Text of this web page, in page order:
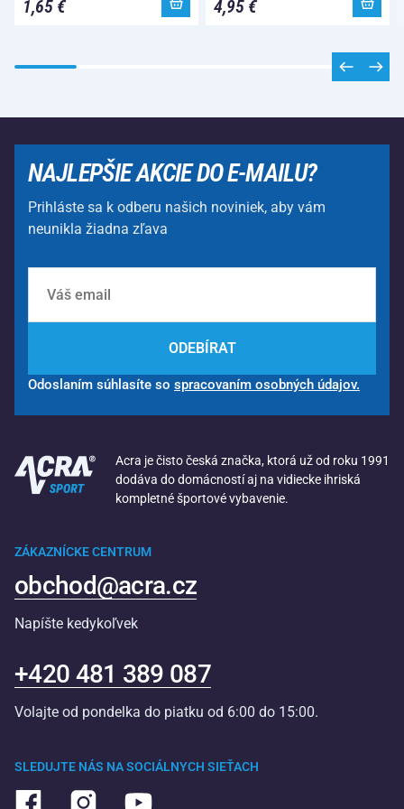
1,65 € 4,95 €
NAJLEPŠIE AKCIE DO E-MAILU?
Prihláste sa k odberu našich noviniek, aby vám
neunikla žiadna zľava
ODEBÍRAT
Odoslaním súhlasíte so spracovaním osobných údajov.
Acra je čisto česká značka, ktorá už od roku 1991
dodáva do domácností aj na vidiecke ihriská
kompletné športové vybavenie.
SLEDUJTE NÁS NA SOCIÁLNYCH SIEŤACH
ZÁKAZNÍCKE CENTRUM
obchod@acra.cz
Napíšte kedykoľvek
+420 481 389 087
Volajte od pondelka do piatku od 6:00 do 15:00.